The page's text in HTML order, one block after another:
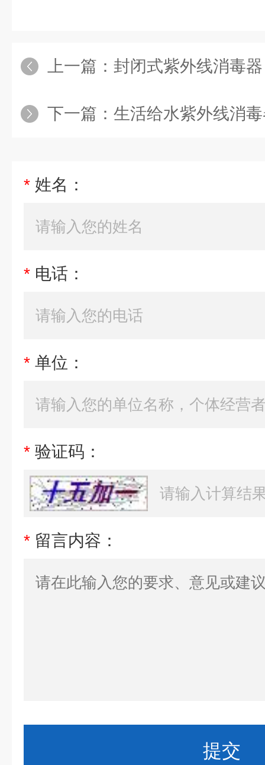
上一篇： 封闭式紫外线消毒器
下一篇： 生活给水紫外线消
* 姓名：
* 电话：
* 单位：
* 验证码：
* 留言内容：